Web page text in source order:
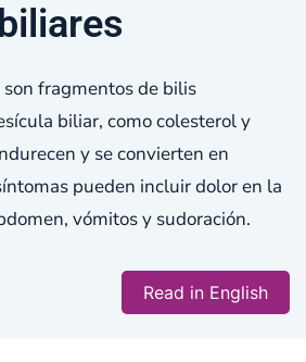
fragmentos de bilis
biliar, como colesterol y
y se convierten en
pueden incluir dolor en la
vómitos y sudoración.
Read in English